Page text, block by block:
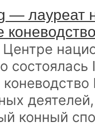
— лауреат
Центре
конный